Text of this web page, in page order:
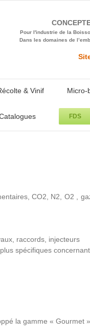
Pour l'industrie de la
Dans les domaines de
& Vinif Micro-
FDS
CO2, N2, O2 ,
raccords, injecteurs
spécifiques concernant
la gamme « Gourmet »,